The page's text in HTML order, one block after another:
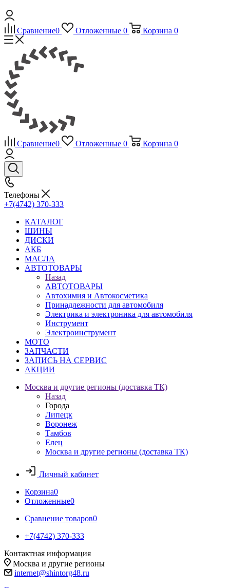
Сравнение0 Отложенные 0 Корзина 0
Сравнение0 Отложенные 0 Корзина 0
Телефоны
+7(4742) 370-333
КАТАЛОГ
ШИНЫ
ДИСКИ
АКБ
МАСЛА
АВТОТОВАРЫ
Назад
АВТОТОВАРЫ
Автохимия и Автокосметика
Принадлежности для автомобиля
Электрика и электроника для автомобиля
Инструмент
Электроинструмент
МОТО
ЗАПЧАСТИ
ЗАПИСЬ НА СЕРВИС
АКЦИИ
Москва и другие регионы (доставка ТК)
Назад
Города
Липецк
Воронеж
Тамбов
Елец
Москва и другие регионы (доставка ТК)
Личный кабинет
Корзина0
Отложенные0
Сравнение товаров0
+7(4742) 370-333
Контактная информация
Москва и другие регионы
internet@shintorg48.ru